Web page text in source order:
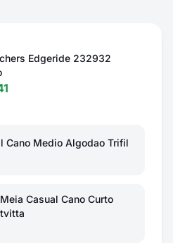
Edgeride 232932
Cano Medio Algodao Trifil
Casual Cano Curto